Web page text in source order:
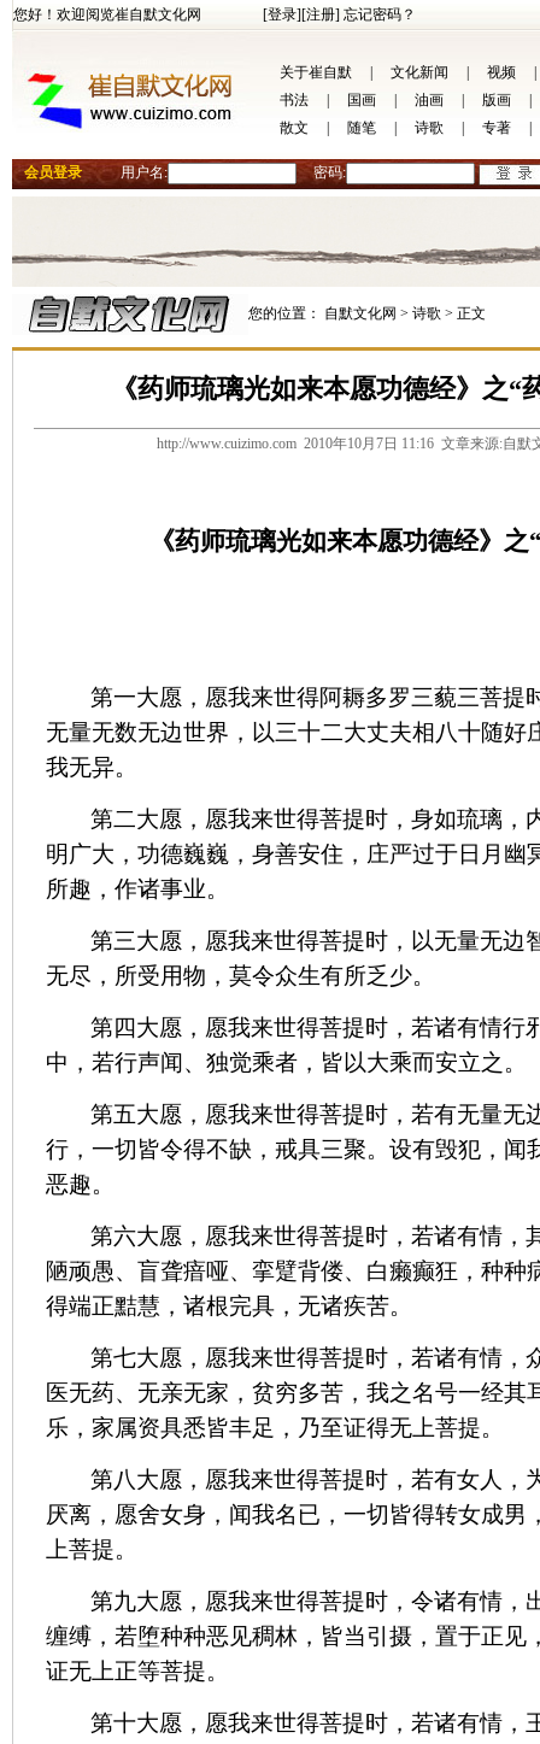
您好！欢迎阅览崔自默文化网 [登录][注册] 忘记密码？
关于崔自默 文化新闻 视频
书法
国画 油画 版画
散文
随笔 诗歌 专著
会员登录 用户名: 密码:
您的位置： 自默文化网 > 诗歌 > 正文
《药师琉璃光如来本愿功德经》之“
http://www.cuizimo.com 2010年10月7日 11:16 文章来源:自
《药师琉璃光如来本愿功德经》
第一大愿，愿我来世得阿耨多罗三藐三菩提
无量无数无边世界，以三十二大丈夫相八十随好
我无异。
第二大愿，愿我来世得菩提时，身如琉璃，
明广大，功德巍巍，身善安住，庄严过于日月幽
所趣，作诸事业。
第三大愿，愿我来世得菩提时，以无量无边
无尽，所受用物，莫令众生有所乏少。
第四大愿，愿我来世得菩提时，若诸有情行
中，若行声闻、独觉乘者，皆以大乘而安立之。
第五大愿，愿我来世得菩提时，若有无量无
行，一切皆令得不缺，戒具三聚。设有毁犯，闻
恶趣。
第六大愿，愿我来世得菩提时，若诸有情，
陋顽愚、盲聋瘖哑、挛躄背偻、白癞癫狂，种种
得端正黠慧，诸根完具，无诸疾苦。
第七大愿，愿我来世得菩提时，若诸有情，
医无药、无亲无家，贫穷多苦，我之名号一经其
乐，家属资具悉皆丰足，乃至证得无上菩提。
第八大愿，愿我来世得菩提时，若有女人，
厌离，愿舍女身，闻我名已，一切皆得转女成男
上菩提。
第九大愿，愿我来世得菩提时，令诸有情，
缠缚，若堕种种恶见稠林，皆当引摄，置于正见
证无上正等菩提。
第十大愿，愿我来世得菩提时，若诸有情，